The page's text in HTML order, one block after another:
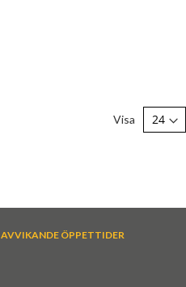
Visa
AVVIKANDE ÖPPETTIDER